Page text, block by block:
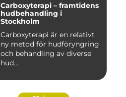
Carboxyterapi – framtidens
hudbehandling i
Stockholm
Carboxyterapi är en relativt
ny metod för hudföryngring
och behandling av diverse
hud...